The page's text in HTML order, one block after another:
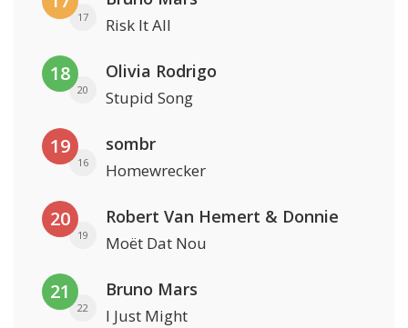
17 Risk It All
18
20
Olivia Rodrigo
Stupid Song
19
16
sombr
Homewrecker
20
19
Robert Van Hemert & Donnie
Moët Dat Nou
21
22
Bruno Mars
I Just Might